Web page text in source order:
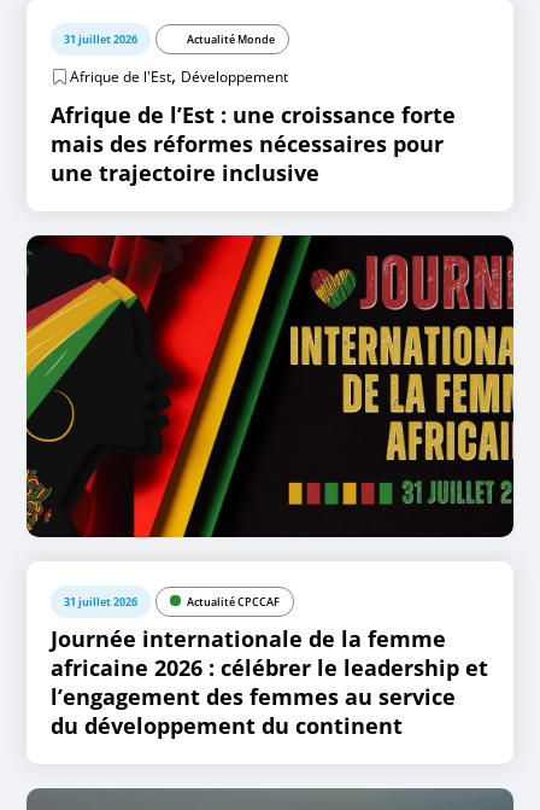
31 juillet 2026 Actualité Monde
Afrique de l'Est, Développement
Afrique de l’Est : une croissance forte
mais des réformes nécessaires pour
une trajectoire inclusive
31 juillet 2026 Actualité CPCCAF
Journée internationale de la femme
africaine 2026 : célébrer le leadership et
l’engagement des femmes au service
du développement du continent